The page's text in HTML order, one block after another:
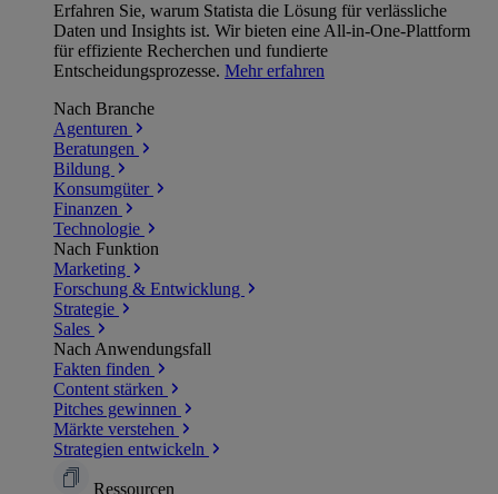
Erfahren Sie, warum Statista die Lösung für verlässliche
Daten und Insights ist. Wir bieten eine All-in-One-Plattform
für effiziente Recherchen und fundierte
Entscheidungsprozesse. Mehr erfahren
Nach Branche
Agenturen
Beratungen
Bildung
Konsumgüter
Finanzen
Technologie
Nach Funktion
Marketing
Forschung & Entwicklung
Strategie
Sales
Nach Anwendungsfall
Fakten finden
Content stärken
Pitches gewinnen
Märkte verstehen
Strategien entwickeln
Ressourcen